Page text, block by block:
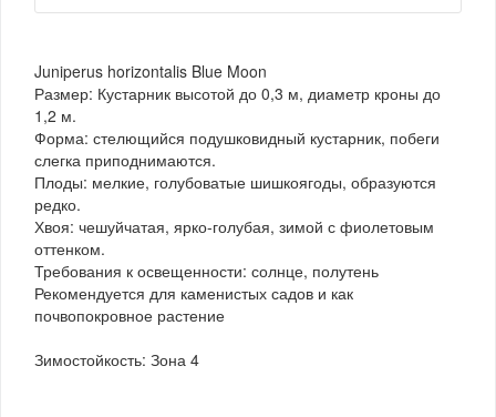
Juniperus horizontalis Blue Moon
Размер: Кустарник высотой до 0,3 м, диаметр кроны до
1,2 м.
Форма: стелющийся подушковидный кустарник, побеги
слегка приподнимаются.
Плоды: мелкие, голубоватые шишкоягоды, образуются
редко.
Хвоя: чешуйчатая, ярко-голубая, зимой с фиолетовым
оттенком.
Требования к освещенности: солнце, полутень
Рекомендуется для каменистых садов и как
почвопокровное растение
Зимостойкость: Зона 4